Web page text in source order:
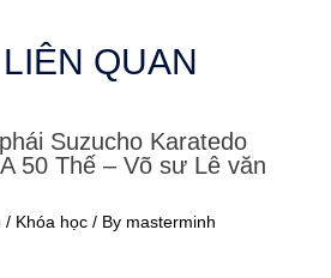
QUAN
Suzucho Karatedo
50 Thế – Võ sư Lê văn
/ Khóa học/ By masterminh